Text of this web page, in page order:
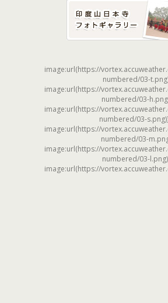
image:url(https://
numbered/03-
image:url(https://
numbered/03-
image:url(https://
numbered/03-
image:url(https://
numbered/03-
image:url(https://
numbered/03-
image:url(https://